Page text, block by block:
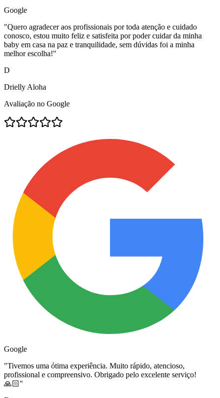
Google
"Quero agradecer aos profissionais por toda atenção e cuidado
conosco, estou muito feliz e satisfeita por poder cuidar da minha
baby em casa na paz e tranquilidade, sem dúvidas foi a minha
melhor escolha!"
D
Drielly Aloha
Avaliação no Google
Google
"Tivemos uma ótima experiência. Muito rápido, atencioso,
profissional e compreensivo. Obrigado pelo excelente serviço!
🙏🏻"